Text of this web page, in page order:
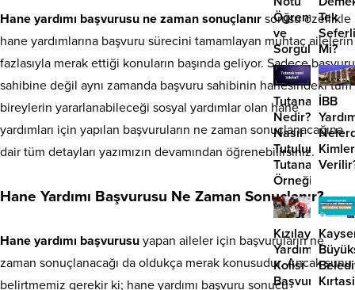
Hane yardımı başvurusu ne zaman sonuçlanır sorusu özellikle
hane yardımlarına başvuru sürecini tamamlayan muhtaç ailelerin
fazlasıyla merak ettiği konuların başında geliyor. Sadece başvuru
sahibine değil aynı zamanda başvuru sahibinin hanesindeki tüm
bireylerin yararlanabileceği sosyal yardımlar olan hane
yardımları için yapılan başvuruların ne zaman sonuçlanacağına
dair tüm detayları yazımızın devamından öğrenebilirsiniz.
Hane Yardımı Başvurusu Ne Zaman Sonuçlanır?
Hane yardımı başvurusu yapan aileler için başvuruların ne
zaman sonuçlanacağı da oldukça merak konusudur. Ancak şunu
belirtmemiz gerekir ki; hane yardımı başvuru sonucu
Öğrenme
ve
Sorgulama
Tek
Mi?
Tutanak
Nedir?
Nasıl
Tutulur?
Tutanak
Örneği
İBB
Kızılay
Yardım
Kolisi
Başvurusu